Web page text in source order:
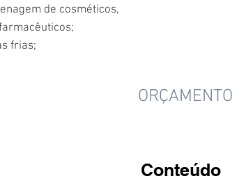
de cosméticos,
frias;
ORÇAMENTO
Conteúdo